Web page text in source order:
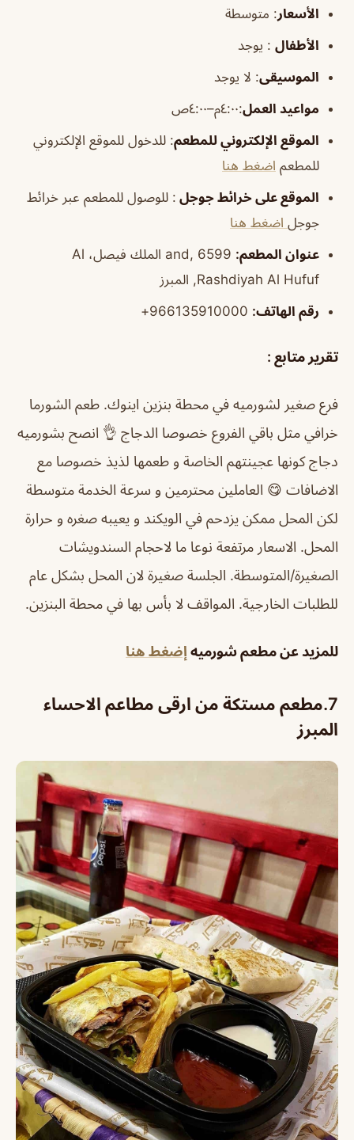
الأسعار: متوسطة
الأطفال : يوجد
الموسيقى: لا يوجد
مواعيد العمل:٤:٠٠م–٤:٠٠ص
الموقع الإلكتروني للمطعم: للدخول للموقع الإلكتروني
للمطعم اضغط هنا
الموقع على خرائط جوجل : للوصول للمطعم عبر خرائط
جوجل اضغط هنا
عنوان المطعم:
and, 6599 الملك فيصل، Al
Rashdiyah Al Hufuf, المبرز
رقم الهاتف:
تقرير متابع :
فرع صغير لشورميه في محطة بنزين اينوك. طعم الشورما
خرافي مثل باقي الفروع خصوصا الدجاج 👌 انصح بشورميه
دجاج كونها عجينتهم الخاصة و طعمها لذيذ خصوصا مع
الاضافات 😋 العاملين محترمين و سرعة الخدمة متوسطة
لكن المحل ممكن يزدحم في الويكند و يعيبه صغره و حرارة
المحل. الاسعار مرتفعة نوعا ما لاحجام السندويشات
الصغيرة/المتوسطة. الجلسة صغيرة لان المحل بشكل عام
للطلبات الخارجية. المواقف لا بأس بها في محطة البنزين.
للمزيد عن مطعم شورميه إضغط هنا
7.مطعم مستكة من ارقى مطاعم الاحساء
المبرز